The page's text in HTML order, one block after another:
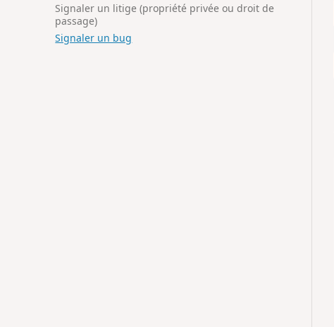
Signaler un litige (propriété privée ou droit de
passage)
Signaler un bug